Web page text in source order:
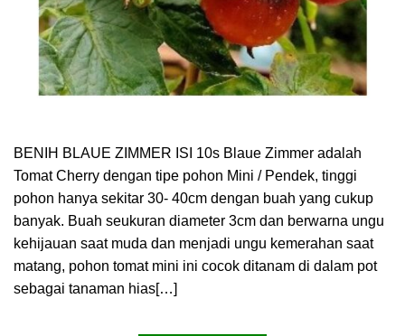
BENIH BLAUE ZIMMER ISI 10s Blaue Zimmer adalah
Tomat Cherry dengan tipe pohon Mini / Pendek, tinggi
pohon hanya sekitar 30- 40cm dengan buah yang cukup
banyak. Buah seukuran diameter 3cm dan berwarna ungu
kehijauan saat muda dan menjadi ungu kemerahan saat
matang, pohon tomat mini ini cocok ditanam di dalam pot
sebagai tanaman hias[…]